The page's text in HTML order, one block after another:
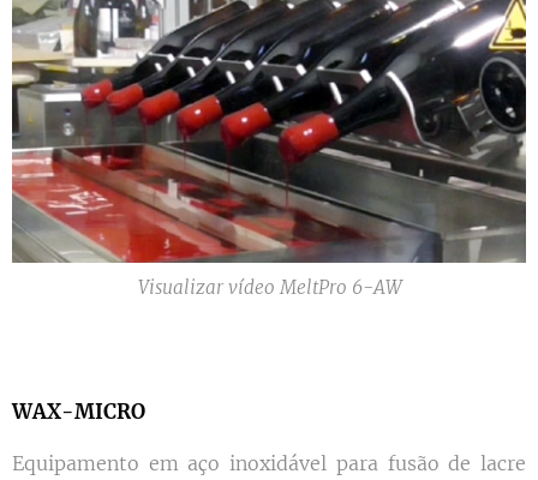
Visualizar vídeo MeltPro 6-AW
WAX-MICRO
Equipamento em aço inoxidável para fusão de lacre